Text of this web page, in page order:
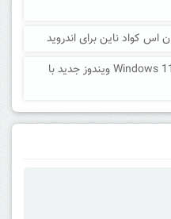
دانلود Windows 11 25H2 Build 27774.1000 ویندوز جدید با